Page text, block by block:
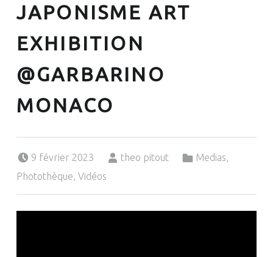
JAPONISME ART
EXHIBITION
@GARBARINO
MONACO
9 février 2023
theo pitout
Medias
Photothèque, Vidéos